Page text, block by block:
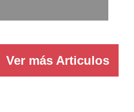
Ver más Articulos